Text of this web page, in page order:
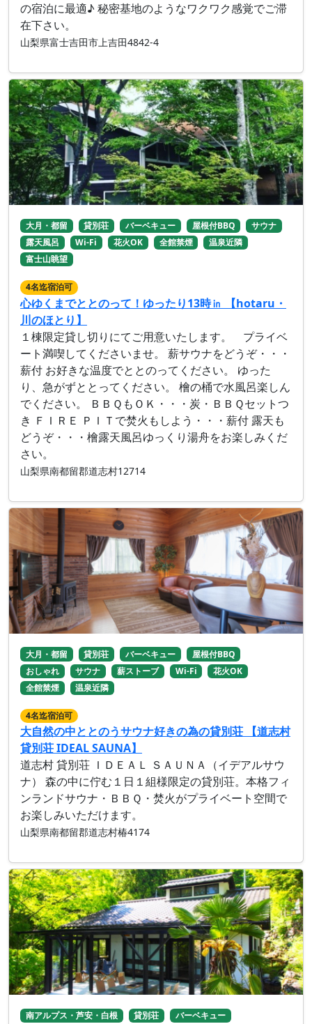
の宿泊に最適♪ 秘密基地のようなワクワク感覚でご滞
在下さい。
山梨県富士吉田市上吉田4842-4
大月・都留 貸別荘 バーベキュー 屋根付BBQ
サウナ
露天風呂
Wi-Fi 花火OK 全館禁煙
温泉近隣
富士山眺望
4名迄宿泊可
心ゆくまでととのって！ゆったり13時㏌ 【hotaru・
川のほとり】
１棟限定貸し切りにてご用意いたします。 プライベ
ート満喫してくださいませ。 薪サウナをどうぞ・・・
薪付 お好きな温度でととのってください。 ゆった
り、急がずととってください。 檜の桶で水風呂楽しん
でください。 ＢＢＱもＯＫ・・・炭・ＢＢＱセットつ
き ＦＩＲＥ ＰＩＴで焚火もしよう・・・薪付 露天も
どうぞ・・・檜露天風呂ゆっくり湯舟をお楽しみくだ
さい。
山梨県南都留郡道志村12714
大月・都留 貸別荘 バーベキュー
屋根付BBQ
おしゃれ
サウナ 薪ストーブ Wi-Fi
花火OK
全館禁煙
温泉近隣
4名迄宿泊可
大自然の中ととのうサウナ好きの為の貸別荘 【道志村
貸別荘 IDEAL SAUNA】
道志村 貸別荘 ＩＤＥＡＬ ＳＡＵＮＡ（イデアルサウ
ナ） 森の中に佇む１日１組様限定の貸別荘。本格フィ
ンランドサウナ・ＢＢＱ・焚火がプライベート空間で
お楽しみいただけます。
山梨県南都留郡道志村椿4174
南アルプス・芦安・白根 貸別荘
バーベキュー